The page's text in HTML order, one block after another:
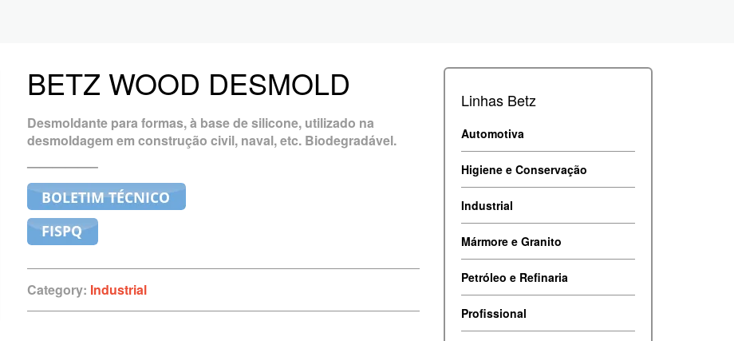
BETZ WOOD DESMOLD
Desmoldante para formas, à base de silicone, utilizado na
desmoldagem em construção civil, naval, etc. Biodegradável.
—————–
Category: Industrial
Linhas Betz
Automotiva
Higiene e Conservação
Industrial
Mármore e Granito
Petróleo e Refinaria
Profissional